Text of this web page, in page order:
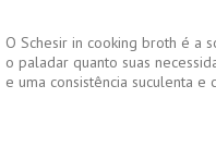
O Schesir in cooking broth é a
o paladar quanto suas
e uma consistência suculenta